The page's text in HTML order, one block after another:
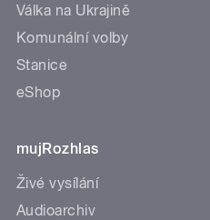
Válka na Ukrajině
Komunální volby
Stanice
eShop
mujRozhlas
Živé vysílání
Audioarchiv